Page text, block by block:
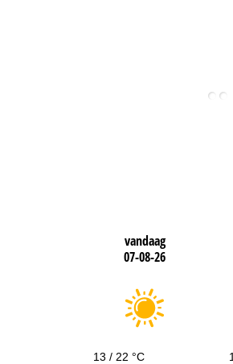
vandaag
07-08-26
13 / 22 °C